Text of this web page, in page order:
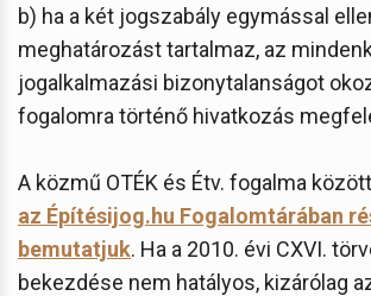
b) ha a két jogszabály egymással
meghatározást tartalmaz, az
jogalkalmazási bizonytalanságot
fogalomra történő hivatkozás
A közmű OTÉK és Étv. fogalma
az Építésijog.hu Fogalomtárában
bemutatjuk. Ha a 2010. évi CXVI.
bekezdése nem hatályos, kizárólag